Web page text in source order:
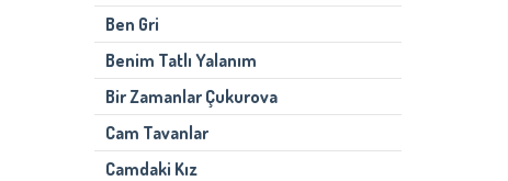
Ben Gri
Benim Tatlı Yalanım
Bir Zamanlar Çukurova
Cam Tavanlar
Camdaki Kız